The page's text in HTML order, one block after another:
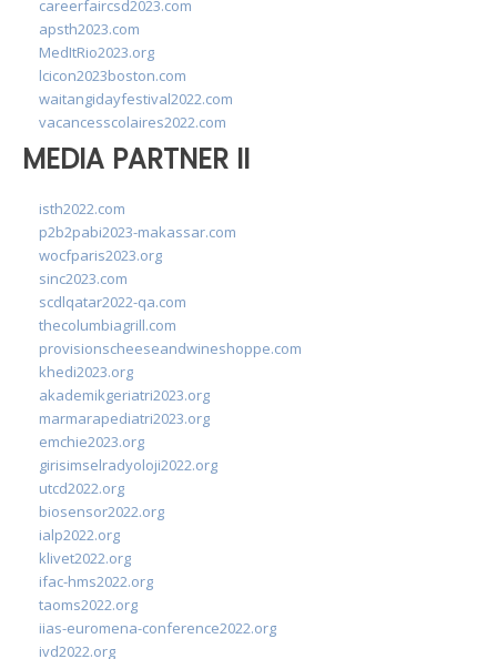
careerfaircsd2023.com
apsth2023.com
MedItRio2023.org
lcicon2023boston.com
waitangidayfestival2022.com
vacancesscolaires2022.com
MEDIA PARTNER II
isth2022.com
p2b2pabi2023-makassar.com
wocfparis2023.org
sinc2023.com
scdlqatar2022-qa.com
thecolumbiagrill.com
provisionscheeseandwineshoppe.com
khedi2023.org
akademikgeriatri2023.org
marmarapediatri2023.org
emchie2023.org
girisimselradyoloji2022.org
utcd2022.org
biosensor2022.org
ialp2022.org
klivet2022.org
ifac-hms2022.org
taoms2022.org
iias-euromena-conference2022.org
ivd2022.org